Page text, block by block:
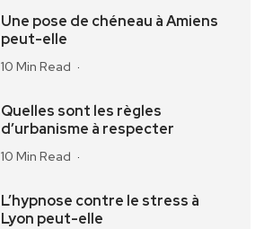
Une pose de chéneau à Amiens
peut-elle
10 Min Read
Quelles sont les règles
d’urbanisme à respecter
10 Min Read
L’hypnose contre le stress à
Lyon peut-elle